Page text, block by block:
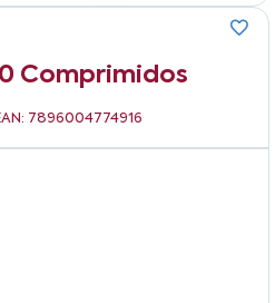
Comprimidos
7896004774916